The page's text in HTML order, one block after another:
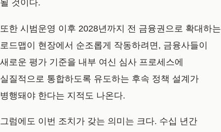
될 것이다.
또한 시범운영 이후 2028년까지 전 금융권으로 확대하는
로드맵이 현장에서 순조롭게 작동하려면, 금융사들이
새로운 평가 기준을 내부 여신 심사 프로세스에
실질적으로 통합하도록 유도하는 후속 정책 설계가
병행돼야 한다는 지적도 나온다.
그럼에도 이번 조치가 갖는 의미는 크다. 수십 년간